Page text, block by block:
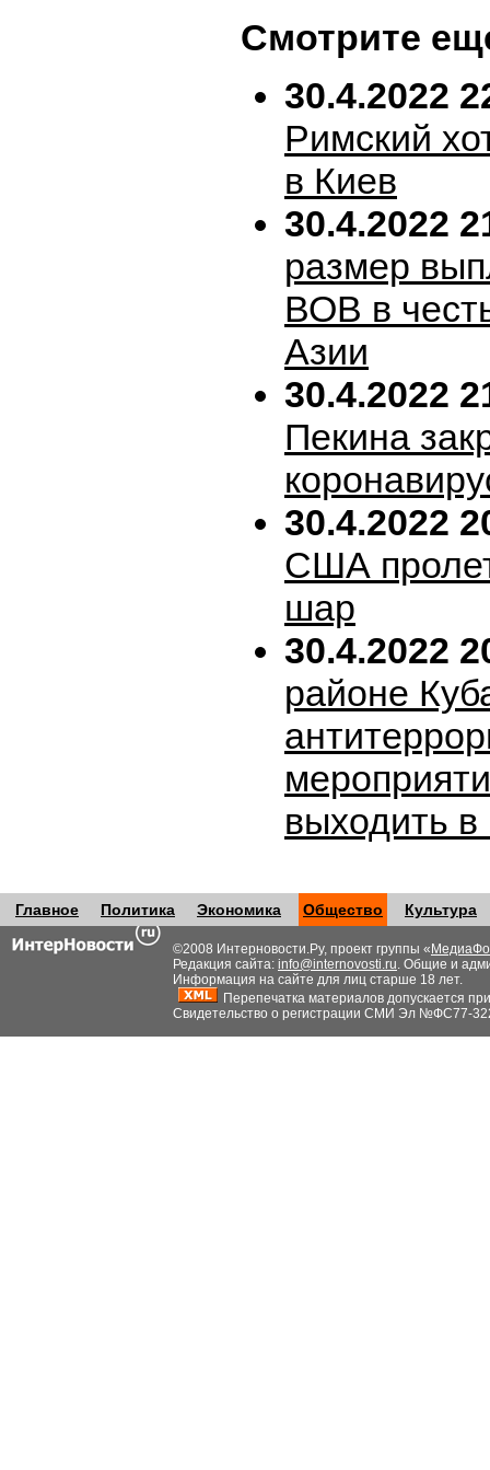
Смотрите
30.4.2022
Римский
в Киев
30.4.2022
размер
ВОВ в
Азии
30.4.2022
Пекина
30.4.2022
США
шар
30.4.2022
районе
выходить
Главное Политика Экономика Общество Культура
©2008 Интерновости.Ру, проект группы «
Редакция сайта: info@internovosti.ru. Общие и
Информация на сайте для лиц старше 18 лет.
Перепечатка материалов допускается
Свидетельство о регистрации СМИ Эл №ФС77-